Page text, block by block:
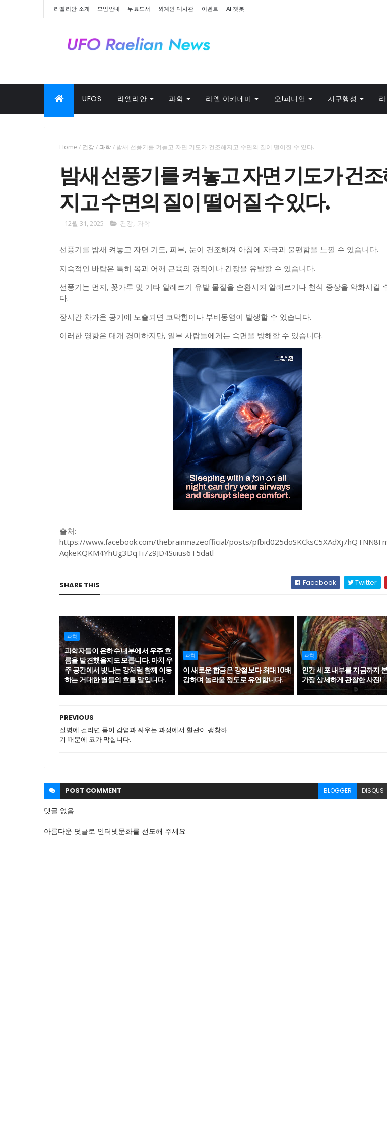
라엘리안 소개 모임안내 무료도서 외계인 대사관 이벤트 AI 챗봇
UFOS 라엘리안 과학 라엘 아카데미 오!피니언 지구행성
Home / 건강/ 과학/ 밤새 선풍기를 켜놓고 자면 기도가 건조해지고 수면의 질이 떨어질 수 있다.
밤새 선풍기를 켜놓고 자면 기도가 건
지고 수면의 질이 떨어질 수 있다.
12월 31, 2025 건강, 과학
선풍기를 밤새 켜놓고 자면 기도, 피부, 눈이 건조해져 아침에 자극과 불편함을 느낄 수 있습니다.
지속적인 바람은 특히 목과 어깨 근육의 경직이나 긴장을 유발할 수 있습니다.
선풍기는 먼지, 꽃가루 및 기타 알레르기 유발 물질을 순환시켜 알레르기나 천식 증상을 악화시킬
다.
장시간 차가운 공기에 노출되면 코막힘이나 부비동염이 발생할 수 있습니다.
이러한 영향은 대개 경미하지만, 일부 사람들에게는 숙면을 방해할 수 있습니다.
출처:
https://www.facebook.com/thebrainmazeofficial/posts/
AqkeKQKM4YhUg3DqTi7z9JD4Suius6T5datl
SHARE THIS Facebook Twitter
과학
과학자들이 은하수 내부에서 우주 흐
름을 발견했을지도 모릅니다. 마치 우
주 공간에서 빛나는 강처럼 함께 이동
하는 거대한 별들의 흐름 말입니다.
과학
이 새로운 합금은 강철보다 최대 10배
강하며 놀라울 정도로 유연합니다.
과학
인간 세포 내부를 지금까지
가장 상세하게 관찰한 사진!
PREVIOUS
질병에 걸리면 몸이 감염과 싸우는 과정에서 혈관이 팽창하
기 때문에 코가 막힙니다.
POST COMMENT BLOGGER DISQUS
댓글 없음
아름다운 덧글로 인터넷문화를 선도해 주세요